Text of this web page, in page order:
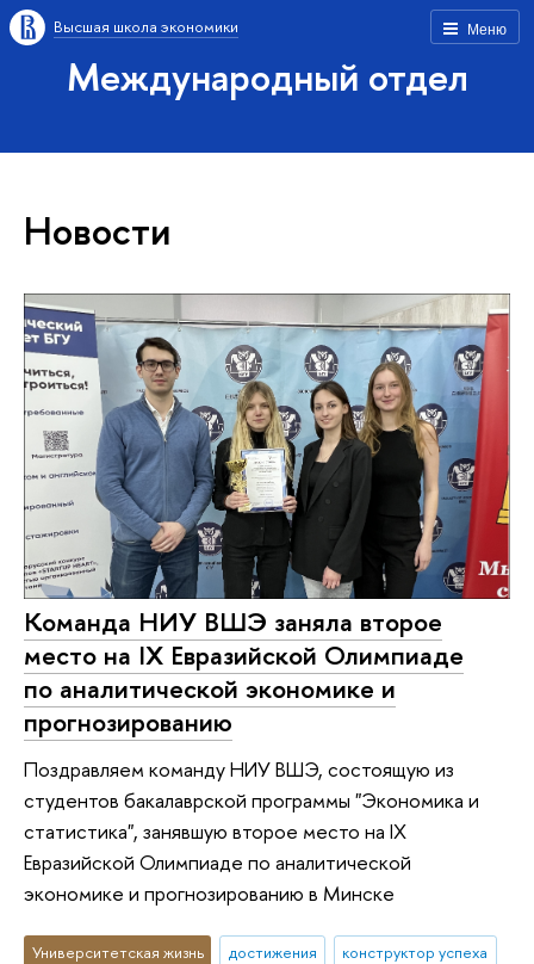
Меню
Высшая школа экономики
Международный отдел
Новости
Команда НИУ ВШЭ заняла второе
место на IX Евразийской Олимпиаде
по аналитической экономике и
прогнозированию
Поздравляем команду НИУ ВШЭ, состоящую из
студентов бакалаврской программы "Экономика и
статистика", занявшую второе место на IX
Евразийской Олимпиаде по аналитической
экономике и прогнозированию в Минске
Университетская жизнь достижения
конструктор успеха